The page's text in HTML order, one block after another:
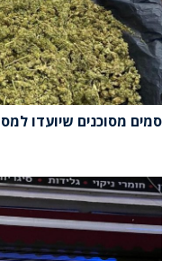
סמים מסוכנים שיועדו